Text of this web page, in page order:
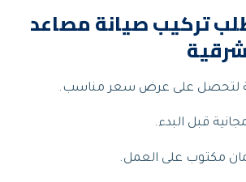
تركيب صيانة مصاعد
لتحصل على عرض سعر مناسب.
قبل البدء.
مكتوب على العمل.